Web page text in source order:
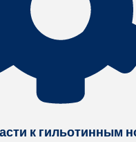
к гильотинным